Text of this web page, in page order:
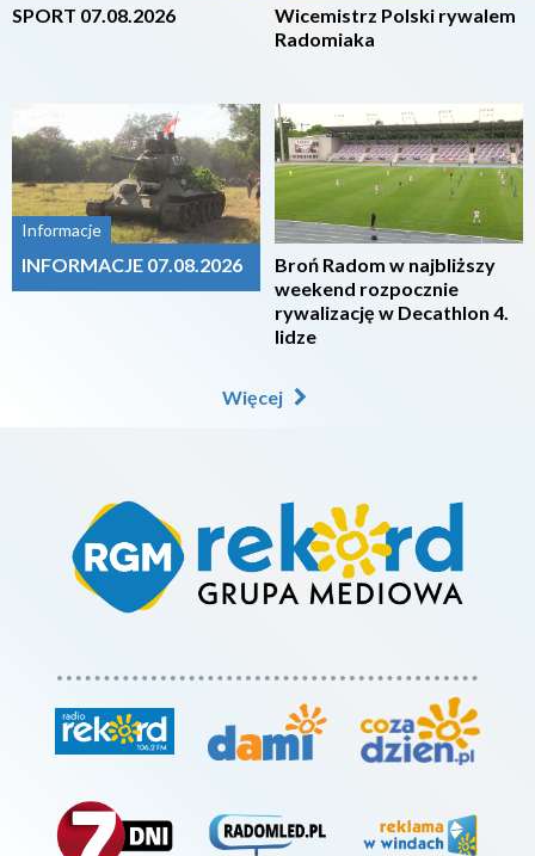
SPORT 07.08.2026
Informacje
INFORMACJE 07.08.2026
Wicemistrz Polski rywalem
Radomiaka
2026-08-07
Broń Radom w najbliższy
weekend rozpocznie
rywalizację w Decathlon 4.
lidze
Więcej